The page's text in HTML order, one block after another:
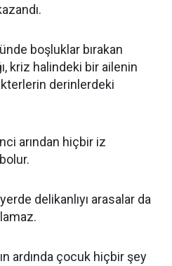
boşluklar bırakan
kriz halindeki bir ailenin
derinlerdeki
arından hiçbir iz
delikanlıyı arasalar da
ardında çocuk hiçbir şey